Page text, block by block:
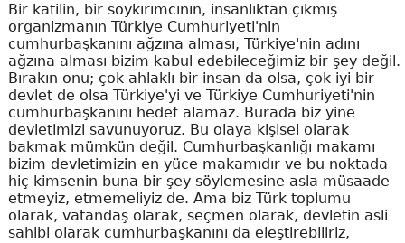
Bir katilin, bir soykırımcının, insanlıktan çıkmış
organizmanın Türkiye Cumhuriyeti'nin
cumhurbaşkanını ağzına alması, Türkiye'nin adını
ağzına alması bizim kabul edebileceğimiz bir şey değil.
Bırakın onu; çok ahlaklı bir insan da olsa, çok iyi bir
devlet de olsa Türkiye'yi ve Türkiye Cumhuriyeti'nin
cumhurbaşkanını hedef alamaz. Burada biz yine
devletimizi savunuyoruz. Bu olaya kişisel olarak
bakmak mümkün değil. Cumhurbaşkanlığı makamı
bizim devletimizin en yüce makamıdır ve bu noktada
hiç kimsenin buna bir şey söylemesine asla müsaade
etmeyiz, etmemeliyiz de. Ama biz Türk toplumu
olarak, vatandaş olarak, seçmen olarak, devletin asli
sahibi olarak cumhurbaşkanını da eleştirebiliriz,